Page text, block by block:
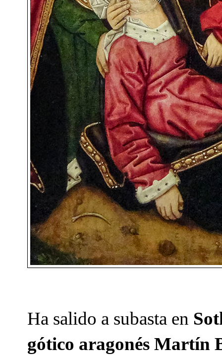
Ha salido a subasta en
gótico aragonés Martín